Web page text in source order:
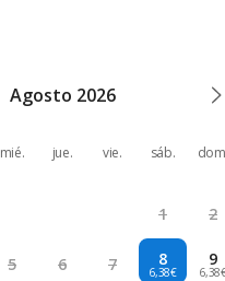
Agosto 2026
mié. jue. vie. sáb.
1 2
5 6 7 8
6,38€
9